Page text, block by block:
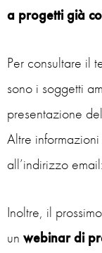
a progetti già
Per consultare il
sono i soggetti
presentazione
Altre
all’indirizzo email:
Inoltre, il prossimo
un webinar di